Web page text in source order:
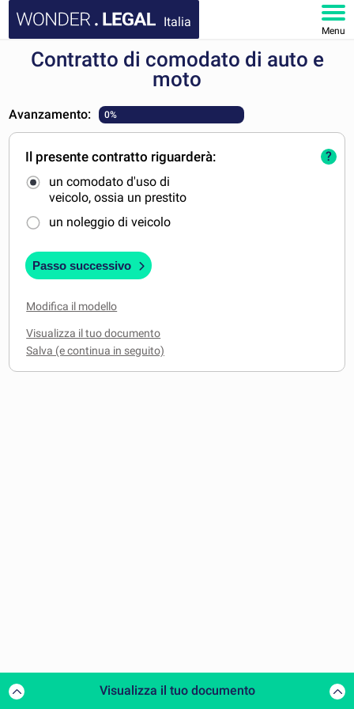
Italia
Menu
HOMEPAGE
IL MIO ACCOUNT
Contratto di comodato di auto e
moto
Avanzamento: 0%
Il presente contratto riguarderà:
un comodato d'uso di
veicolo, ossia un prestito
un noleggio di veicolo
?
Passo successivo
Modifica il modello
Visualizza il tuo documento
Visualizza il tuo documento